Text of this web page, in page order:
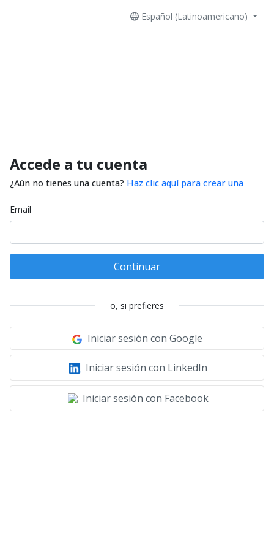
Español (Latinoamericano)
Accede a tu cuenta
¿Aún no tienes una cuenta? Haz clic aquí para crear una
Email
Continuar
o, si prefieres
Iniciar sesión con Google
Iniciar sesión con LinkedIn
Iniciar sesión con Facebook